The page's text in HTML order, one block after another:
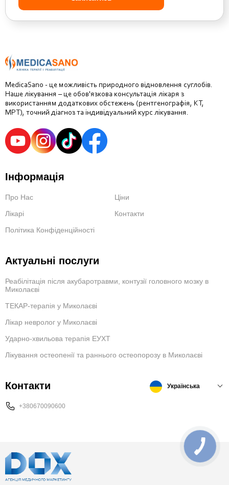
MedicaSano - це можливість природного відновлення суглобів.
Наше лікування – це обов'язкова консультація лікаря з
використанням додаткових обстежень (рентгенографія, КТ,
МРТ), точний діагноз та індивідуальний курс лікування.
Інформація
Про Нас
Ціни
Лікарі
Контакти
Політика Конфіденційності
Актуальні послуги
Реабілітація після акубаротравми, контузії головного мозку в
Миколаєві
ТЕКАР-терапія у Миколаєві
Лікар невролог у Миколаєві
Ударно-хвильова терапія ЕУХТ
Лікування остеопенії та раннього остеопорозу в Миколаєві
Контакти
+380670090600
Українська